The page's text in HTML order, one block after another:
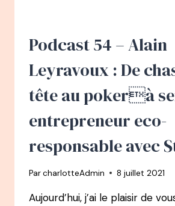
AU
WOMAN
À
FONDATRICE
JHO
Podcast 54 – Alain
Leyravoux : De
tête au pokerà
entrepreneur eco-
responsable avec
ParcharlotteAdmin 8 juillet 2021
Aujourd’hui, j’ai le plaisir de